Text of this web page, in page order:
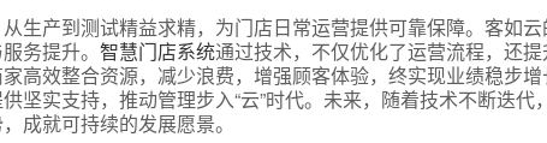
生产到测试精益求精，为门店日常运营提供可靠保障。客如
务提升。智慧门店系统通过技术，不仅优化了运营流程，还
高效整合资源，减少浪费，增强顾客体验，终实现业绩稳步
坚实支持，推动管理步入“云”时代。未来，随着技术不断迭代
成就可持续的发展愿景。
预